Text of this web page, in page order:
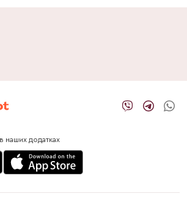
наших додатках